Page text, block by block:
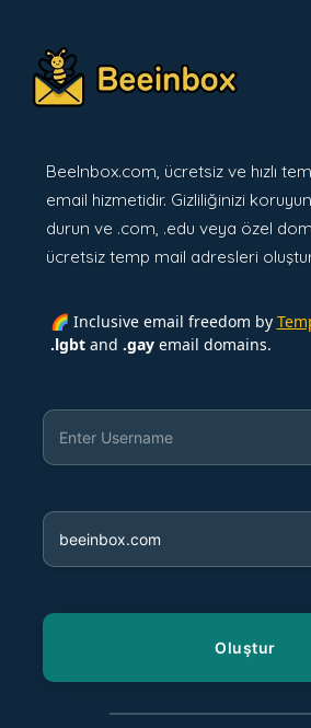
BeeInbox.com, ücretsiz ve hızlı
email hizmetidir. Gizliliğinizi
durun ve .com, .edu veya özel
ücretsiz temp mail adresleri
🌈 Inclusive email freedom by
.lgbtand .gayemail domains.